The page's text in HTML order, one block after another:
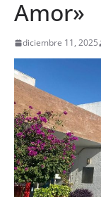
Amor»
diciembre 11, 2025